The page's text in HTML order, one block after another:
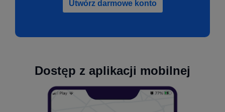
Utwórz darmowe konto
Dostęp z aplikacji mobilnej